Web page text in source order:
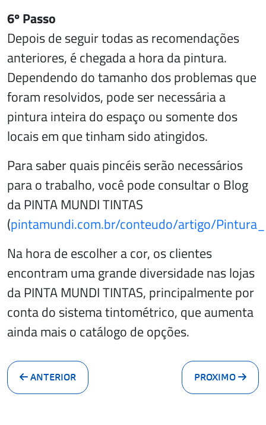
6º Passo
Depois de seguir todas as recomendações
anteriores, é chegada a hora da pintura.
Dependendo do tamanho dos problemas que
foram resolvidos, pode ser necessária a
pintura inteira do espaço ou somente dos
locais em que tinham sido atingidos.
Para saber quais pincéis serão necessários
para o trabalho, você pode consultar o Blog
da PINTA MUNDI TINTAS
(pintamundi.com.br/conteudo/artigo/
Na hora de escolher a cor, os clientes
encontram uma grande diversidade nas lojas
da PINTA MUNDI TINTAS, principalmente por
conta do sistema tintométrico, que aumenta
ainda mais o catálogo de opções.
ANTERIOR PROXIMO